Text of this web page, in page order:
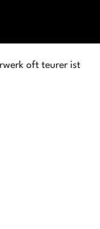
oft teurer ist